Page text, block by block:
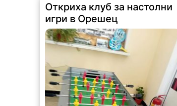
Откриха клуб за настолни
игри в Орешец